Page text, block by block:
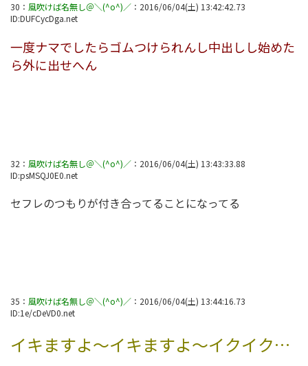
30 ： 風吹けば名無し＠＼(^o^)／ ： 2016/06/04(土) 13:42:42.73
ID:DUFCycDga.net
一度ナマでしたらゴムつけられんし中出しし始めた
ら外に出せへん
32 ： 風吹けば名無し＠＼(^o^)／ ： 2016/06/04(土) 13:43:33.88
ID:psMSQJ0E0.net
セフレのつもりが付き合ってることになってる
35 ： 風吹けば名無し＠＼(^o^)／ ： 2016/06/04(土) 13:44:16.73
ID:1e/cDeVD0.net
イキますよ～イキますよ～イクイク…